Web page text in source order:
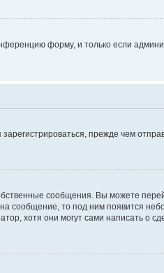
форму, и только если
прежде чем
сообщения. Вы можете
сообщение, то под ним появится
хотя они могут сами написать о